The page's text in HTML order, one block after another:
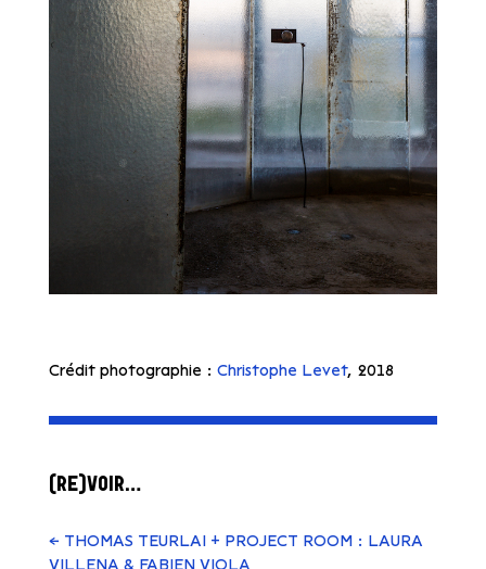
Crédit photographie : Christophe Levet, 2018
(RE)VOIR…
← THOMAS TEURLAI + PROJECT ROOM : LAURA
VILLENA & FABIEN VIOLA